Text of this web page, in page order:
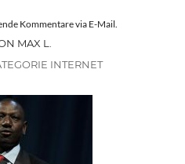
Kommentare via E-Mail.
MAX L.
INTERNET